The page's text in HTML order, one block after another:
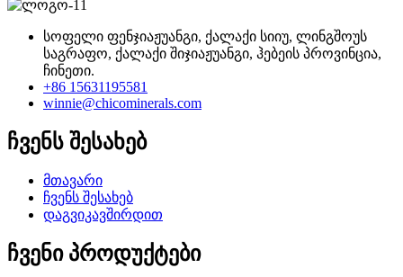
სოფელი ფენჯიაჟუანგი, ქალაქი სიიუ, ლინგშოუს
საგრაფო, ქალაქი შიჯიაჟუანგი, ჰებეის პროვინცია,
ჩინეთი.
+86 15631195581
winnie@chicominerals.com
ჩვენს შესახებ
მთავარი
ჩვენს შესახებ
დაგვიკავშირდით
ჩვენი პროდუქტები